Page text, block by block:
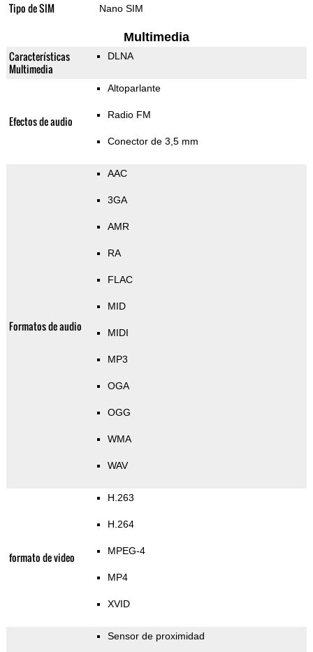
Tipo de SIM Nano SIM
Multimedia
Características
Multimedia
DLNA
Efectos de audio
Altoparlante
Radio FM
Conector de 3,5 mm
Formatos de audio
AAC
3GA
AMR
RA
FLAC
MID
MIDI
MP3
OGA
OGG
WMA
WAV
formato de video
H.263
H.264
MPEG-4
MP4
XVID
Sensor de proximidad